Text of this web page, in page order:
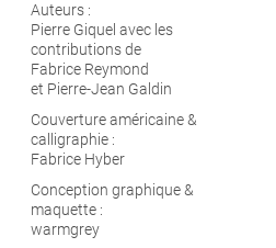
Auteurs :
Pierre Giquel avec les
contributions de
Fabrice Reymond
et Pierre-Jean Galdin
Couverture américaine &
calligraphie :
Fabrice Hyber
Conception graphique &
maquette :
warmgrey